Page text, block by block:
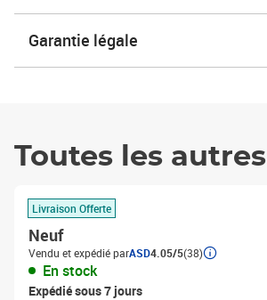
Garantie légale
Toutes les
Livraison Offerte
Neuf
Vendu et expédié parASD4.05/5(38)
En stock
Expédié sous 7 jours